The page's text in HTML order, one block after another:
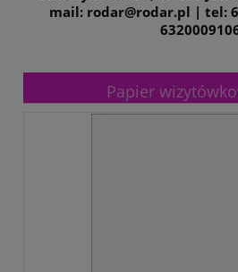
mail: rodar@rodar.pl | tel:
Papier